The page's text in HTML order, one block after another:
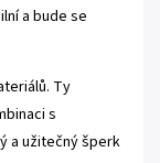
a bude se
Ty
s
a užitečný šperk